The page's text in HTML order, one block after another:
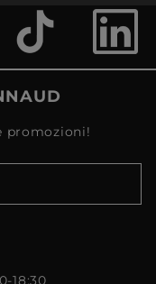
promozioni!
18:30